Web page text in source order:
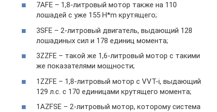
7AFE – 1,8-литровый мотор также на 110
лошадей с уже 155 H*m крутящего;
3SFE – 2-литровый двигатель, выдающий 128
лошадиных сил и 178 единиц момента;
3ZZFE – такой же 1,6-литровый мотор с такими
же показателями мощности;
1ZZFE – 1,8-литровый мотор с VVT-i, выдающий
129 л.с. с 170 единицами крутящего момента;
1AZFSE – 2-литровый мотор, которому система